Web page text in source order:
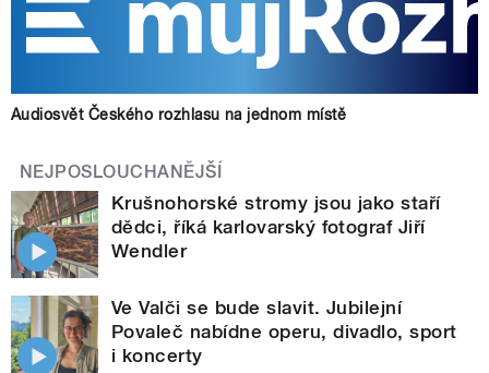
Audiosvět Českého rozhlasu na jednom místě
NEJPOSLOUCHANĚJŠÍ
Krušnohorské stromy jsou jako staří
dědci, říká karlovarský fotograf Jiří
Wendler
Ve Valči se bude slavit. Jubilejní
Povaleč nabídne operu, divadlo, sport
i koncerty